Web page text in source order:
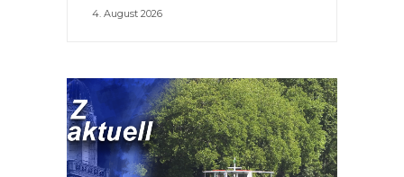
4. August 2026